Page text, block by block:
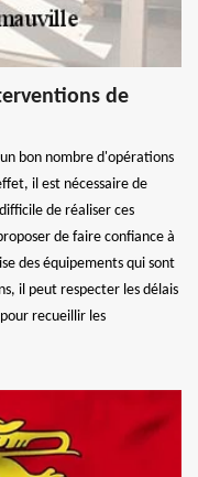
de
bon nombre d'opérations
il est nécessaire de
de réaliser ces
de faire confiance à
des équipements qui sont
il peut respecter les délais
recueillir les